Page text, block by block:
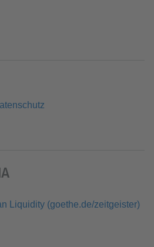
Liquidity (goethe.de/zeitgeister)